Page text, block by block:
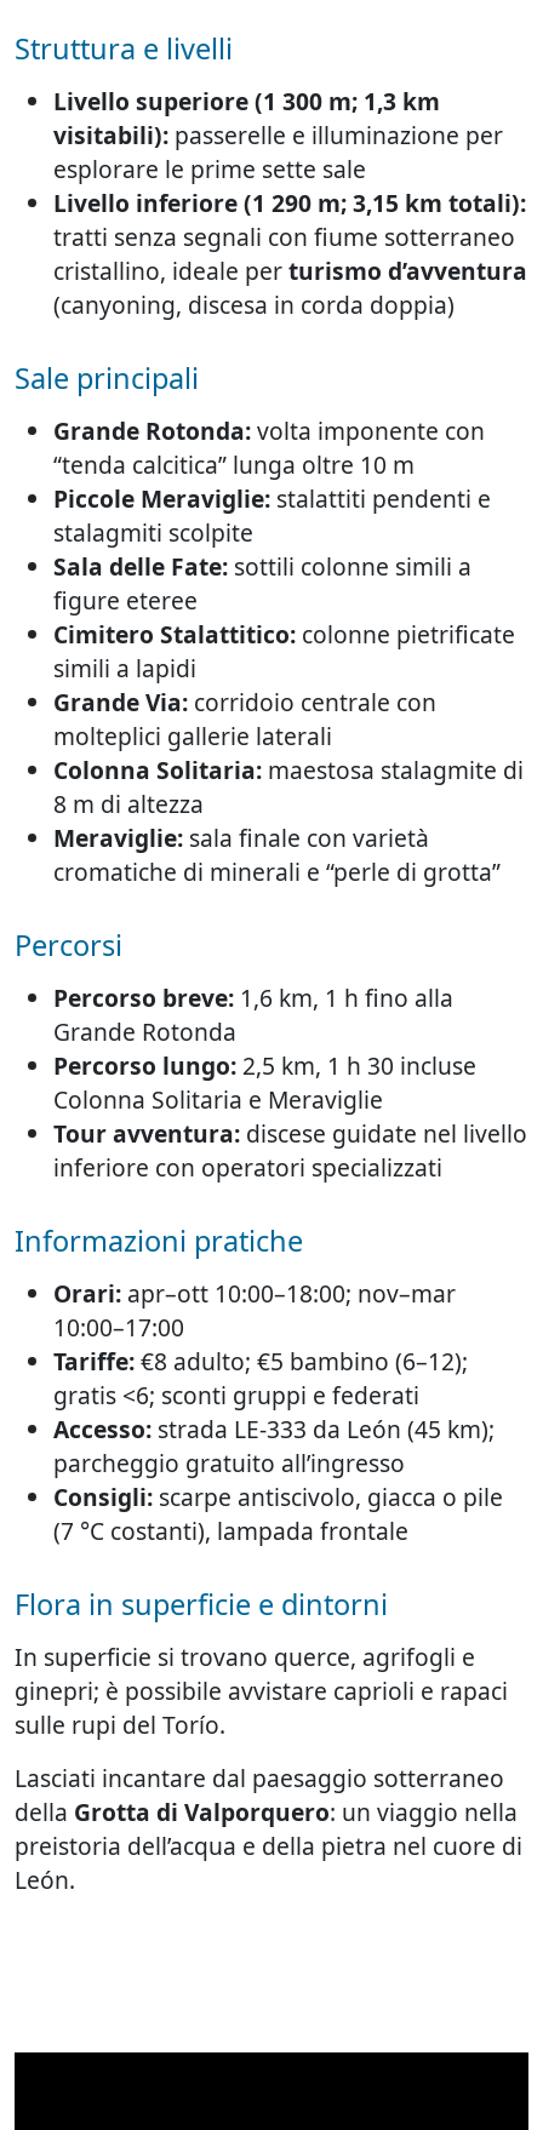
Struttura e livelli
Livello superiore (1 300 m; 1,3 km
visitabili): passerelle e illuminazione per
esplorare le prime sette sale
Livello inferiore (1 290 m; 3,15 km totali):
tratti senza segnali con fiume sotterraneo
cristallino, ideale perturismo d’avventura
(canyoning, discesa in corda doppia)
Sale principali
Grande Rotonda:volta imponente con
“tenda calcitica” lunga oltre 10 m
Piccole Meraviglie: stalattiti pendenti e
stalagmiti scolpite
Sala delle Fate: sottili colonne simili a
figure eteree
Cimitero Stalattitico: colonne pietrificate
simili a lapidi
Grande Via: corridoio centrale con
molteplici gallerie laterali
Colonna Solitaria: maestosa stalagmite di
8 m di altezza
Meraviglie: sala finale con varietà
cromatiche di minerali e “perle di grotta”
Percorsi
Percorso breve: 1,6 km, 1 h fino alla
Grande Rotonda
Percorso lungo: 2,5 km, 1 h 30 incluse
Colonna Solitaria e Meraviglie
Tour avventura: discese guidate nel livello
inferiore con operatori specializzati
Informazioni pratiche
Orari: apr–ott 10:00–18:00; nov–mar
10:00–17:00
Tariffe:€8 adulto; €5 bambino (6–12);
gratis <6; sconti gruppi e federati
Accesso: strada LE-333 da León (45 km);
parcheggio gratuito all’ingresso
Consigli: scarpe antiscivolo, giacca o pile
(7 °C costanti), lampada frontale
Flora in superficie e dintorni
In superficie si trovano querce, agrifogli e
ginepri; è possibile avvistare caprioli e rapaci
sulle rupi del Torío.
Lasciati incantare dal paesaggio sotterraneo
della Grotta di Valporquero: un viaggio nella
preistoria dell’acqua e della pietra nel cuore di
León.